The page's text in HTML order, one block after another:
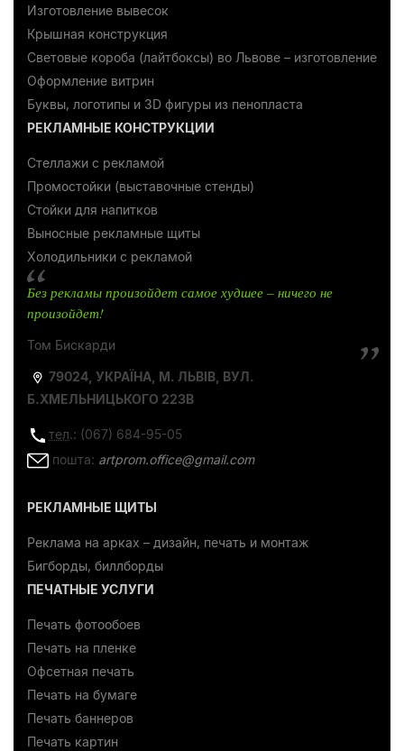
Изготовление вывесок
Крышная конструкция
Световые короба (лайтбоксы) во Львове – изготовление
Оформление витрин
Буквы, логотипы и 3D фигуры из пенопласта
РЕКЛАМНЫЕ КОНСТРУКЦИИ
Стеллажи с рекламой
Промостойки (выставочные стенды)
Стойки для напитков
Выносные рекламные щиты
Холодильники с рекламой
Без рекламы произойдет самое худшее – ничего не
произойдет!
Том Бискарди
79024, УКРАЇНА, М. ЛЬВІВ, ВУЛ.
Б.ХМЕЛЬНИЦЬКОГО 223В
тел.: (067) 684-95-05
пошта: artprom.office@gmail.com
РЕКЛАМНЫЕ ЩИТЫ
Реклама на арках – дизайн, печать и монтаж
Бигборды, биллборды
ПЕЧАТНЫЕ УСЛУГИ
Печать фотообоев
Печать на пленке
Офсетная печать
Печать на бумаге
Печать баннеров
Печать картин